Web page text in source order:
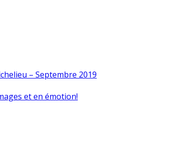
– Septembre 2019
et en émotion!